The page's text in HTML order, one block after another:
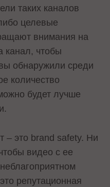
таких каналов
целевые
внимания на
канал, чтобы
обнаружили среди
количество
будет лучше
это brand safety. Ни
видео с ее
репутационная